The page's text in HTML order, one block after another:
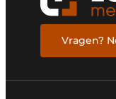
Vragen?